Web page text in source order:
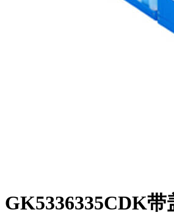
GK5336335CDK